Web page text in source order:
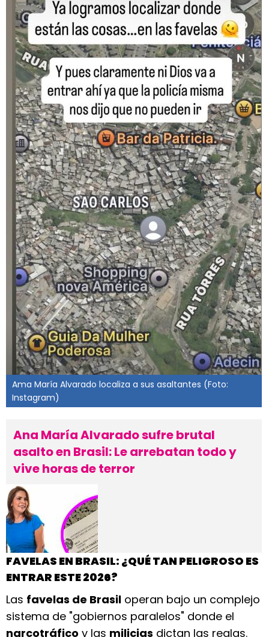
Ama María Alvarado localiza a sus asaltantes (Foto:
Instagram)
Ana María Alvarado sufre brutal
asalto en Brasil: Le arrebatan todo y
vive horas de terror
FAVELAS EN BRASIL: ¿QUÉ TAN PELIGROSO ES
ENTRAR ESTE 2026?
Las favelas de Brasil operan bajo un complejo
sistema de "gobiernos paralelos" donde el
narcotráfico y las milicias dictan las reglas.